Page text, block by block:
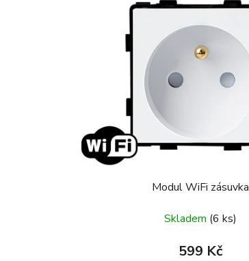
Modul WiFi zásuvka
Skladem (6 ks)
599 Kč